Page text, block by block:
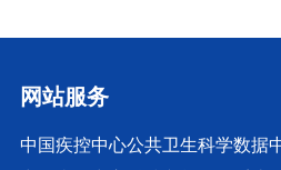
网站服务
中国疾控中心公共卫生科学数据